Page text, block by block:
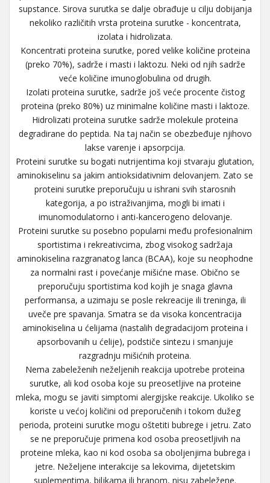
supstance. Sirova surutka se dalje obrađuje u cilju dobijanja
nekoliko različitih vrsta proteina surutke - koncentrata,
izolata i hidrolizata.
Koncentrati proteina surutke, pored velike količine proteina
(preko 70%), sadrže i masti i laktozu. Neki od njih sadrže
veće količine imunoglobulina od drugih.
Izolati proteina surutke, sadrže još veće procente čistog
proteina (preko 80%) uz minimalne količine masti i laktoze.
Hidrolizati proteina surutke sadrže molekule proteina
degradirane do peptida. Na taj način se obezbeđuje njihovo
lakse varenje i apsorpcija.
Proteini surutke su bogati nutrijentima koji stvaraju glutation,
aminokiselinu sa jakim antioksidativnim delovanjem. Zato se
proteini surutke preporučuju u ishrani svih starosnih
kategorija, a po istraživanjima, mogli bi imati i
imunomodulatorno i anti-kancerogeno delovanje.
Proteini surutke su posebno popularni među profesionalnim
sportistima i rekreativcima, zbog visokog sadržaja
aminokiselina razgranatog lanca (BCAA), koje su neophodne
za normalni rast i povećanje mišićne mase. Obično se
preporučuju sportistima kod kojih je snaga glavna
performansa, a uzimaju se posle rekreacije ili treninga, ili
uveče pre spavanja. Smatra se da visoka koncentracija
aminokiselina u ćelijama (nastalih degradacijom proteina i
apsorbovanih u ćelije), podstiče sintezu i smanjuje
razgradnju mišićnih proteina.
Nema zabeleženih neželjenih reakcija upotrebe proteina
surutke, ali kod osoba koje su preosetljive na proteine
mleka, mogu se javiti simptomi alergijske reakcije. Ukoliko se
koriste u većoj količini od preporučenih i tokom dužeg
perioda, proteini surutke mogu oštetiti bubrege i jetru. Zato
se ne preporučuje primena kod osoba preosetljivih na
proteine mleka, kao ni kod osoba sa oboljenjima bubrega i
jetre. Neželjene interakcije sa lekovima, dijetetskim
suplementima, biljkama ili hranom, nisu zabeležene.